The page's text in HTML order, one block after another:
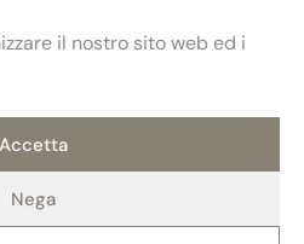
il nostro sito web ed i
Accetta
Nega